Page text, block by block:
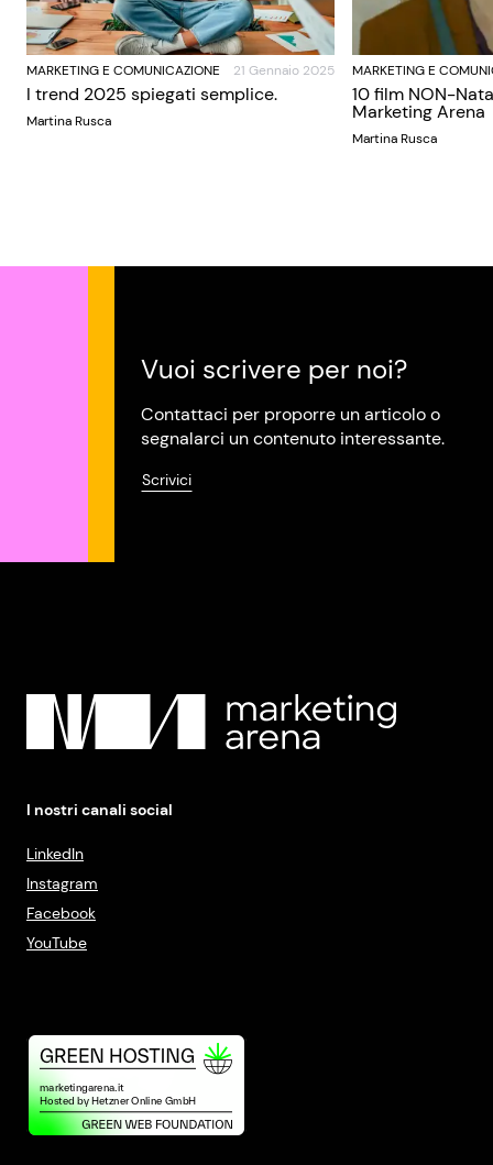
MARKETING E COMUNICAZIONE 21 Gennaio 2025
I trend 2025 spiegati semplice.
Martina Rusca
MARKETING E
10 film NON-
Marketing Arena
Martina Rusca
Vuoi scrivere per noi?
Contattaci per proporre un articolo o
segnalarci un contenuto interessante.
Scrivici
I nostri canali social
LinkedIn
Instagram
Facebook
YouTube